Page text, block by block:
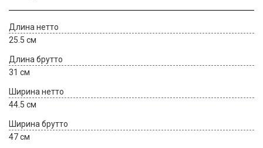
Длина нетто
25.5 см
Длина брутто
31 см
Ширина нетто
44.5 см
Ширина брутто
47 см